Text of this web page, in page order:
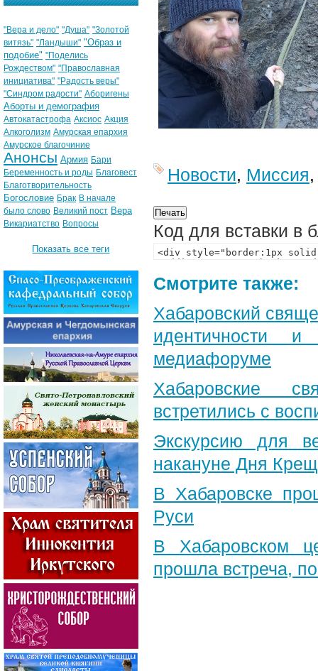
Новости, Миссия
Код для вставки в
Смотрите также:
Хабаровский
идентичности
медиафоруме
Хабаровские
встретились с
Экскурсию для
накануне Дня
В Хабаровске
Руси
В Хабаровском
прошла встреча,
"Вера и дело" "Душа" "Золотой
витязь" "Ландыши" "Образ и
подобие" "Поделись
Рождеством" "Православная
инициатива" "Радость веры"
"Синдром радости" Аборигены
Аборты и демография
Автокатастрофа Аксиос Акция
Алкоголизм Амурская епархия
Амурское благочиние
Анонсы Армия Бари
Беременность и роды Благовест
Благотворительность
Богословие Брак В начале
было слово Великий пост Вера
Викариатство Вопросы
Показать все теги